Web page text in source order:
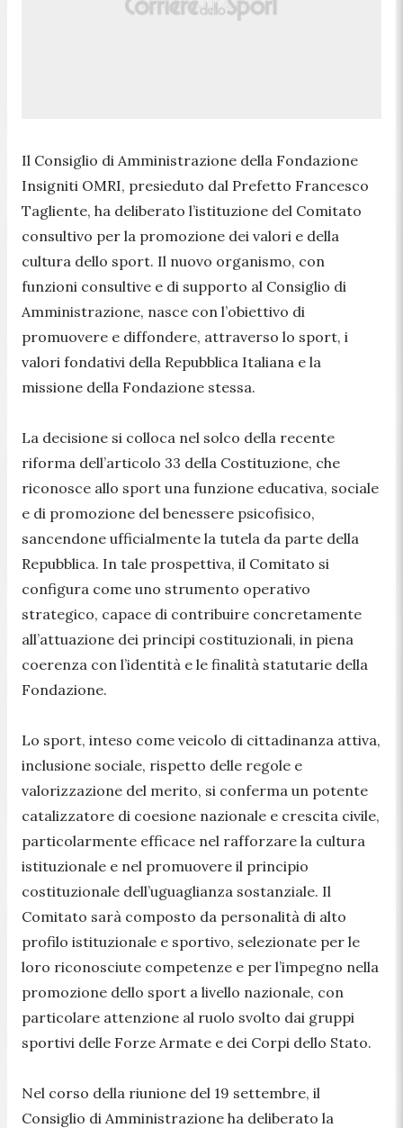
Il Consiglio di Amministrazione della Fondazione
Insigniti OMRI, presieduto dal Prefetto Francesco
Tagliente, ha deliberato l’istituzione del Comitato
consultivo per la promozione dei valori e della
cultura dello sport. Il nuovo organismo, con
funzioni consultive e di supporto al Consiglio di
Amministrazione, nasce con l’obiettivo di
promuovere e diffondere, attraverso lo sport, i
valori fondativi della Repubblica Italiana e la
missione della Fondazione stessa.
La decisione si colloca nel solco della recente
riforma dell’articolo 33 della Costituzione, che
riconosce allo sport una funzione educativa, sociale
e di promozione del benessere psicofisico,
sancendone ufficialmente la tutela da parte della
Repubblica. In tale prospettiva, il Comitato si
configura come uno strumento operativo
strategico, capace di contribuire concretamente
all’attuazione dei principi costituzionali, in piena
coerenza con l’identità e le finalità statutarie della
Fondazione.
Lo sport, inteso come veicolo di cittadinanza attiva,
inclusione sociale, rispetto delle regole e
valorizzazione del merito, si conferma un potente
catalizzatore di coesione nazionale e crescita civile,
particolarmente efficace nel rafforzare la cultura
istituzionale e nel promuovere il principio
costituzionale dell’uguaglianza sostanziale. Il
Comitato sarà composto da personalità di alto
profilo istituzionale e sportivo, selezionate per le
loro riconosciute competenze e per l’impegno nella
promozione dello sport a livello nazionale, con
particolare attenzione al ruolo svolto dai gruppi
sportivi delle Forze Armate e dei Corpi dello Stato.
Nel corso della riunione del 19 settembre, il
Consiglio di Amministrazione ha deliberato la